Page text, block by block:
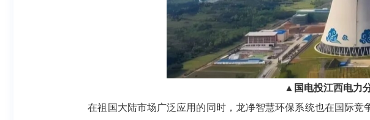
▲国电投江西电力
在祖国大陆市场广泛应用的同时，龙净智慧环保系统也在国际